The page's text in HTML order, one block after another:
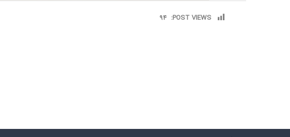
POST VIEWS:
94